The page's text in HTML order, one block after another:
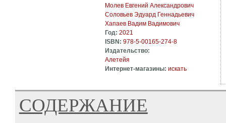
Молев Евгений Александрович
Соловьев Эдуард Геннадьевич
Хапаев Вадим Вадимович
Год: 2021
ISBN: 978-5-00165-274-8
Издательство:
Алетейя
Интернет-магазины: искать
СОДЕРЖАНИЕ